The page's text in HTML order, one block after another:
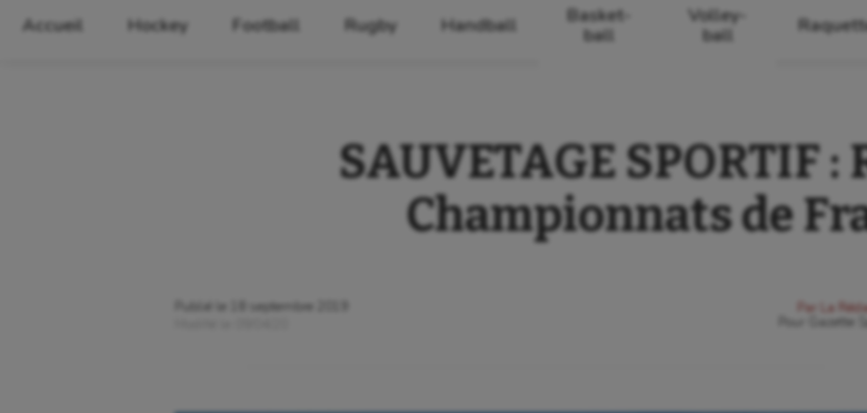
Accueil Hockey Football Rugby Handball
Basket-
ball
Volley-
ball
SAUVETAGE SPORTIF
Championnats de
Publié le
18 septembre 2019
Par
La
Gazette